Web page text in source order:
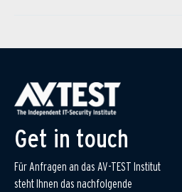
Get in touch
Für Anfragen an das AV-TEST Institut
steht Ihnen das nachfolgende